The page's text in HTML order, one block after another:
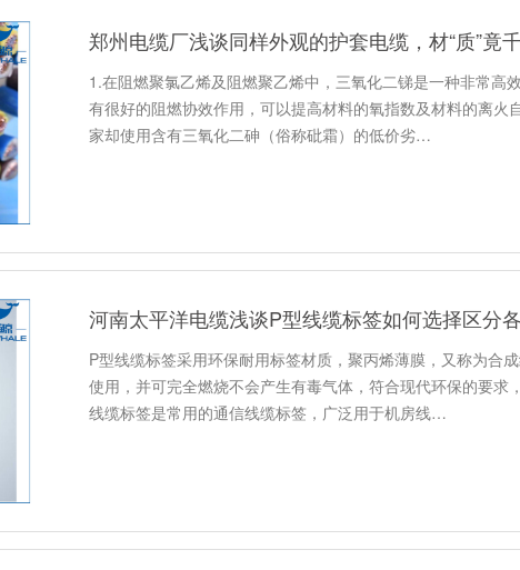
郑州电缆厂浅谈同样外观的护套电缆，材“质”竟
1.在阻燃聚氯乙烯及阻燃聚乙烯中，三氧化二锑是一种非常高
有很好的阻燃协效作用，可以提高材料的氧指数及材料的离火
家却使用含有三氧化二砷（俗称砒霜）的低价劣…
河南太平洋电缆浅谈P型线缆标签如何选择区分
P型线缆标签采用环保耐用标签材质，聚丙烯薄膜，又称为合
使用，并可完全燃烧不会产生有毒气体，符合现代环保的要求
线缆标签是常用的通信线缆标签，广泛用于机房线…